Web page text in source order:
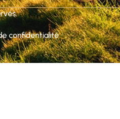
confidentialité